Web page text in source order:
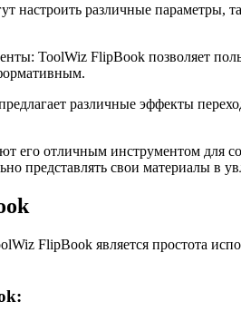
настроить различные параметры,
ToolWiz FlipBook позволяет
различные эффекты
его отличным инструментом для
представлять свои материалы в
FlipBook является простота